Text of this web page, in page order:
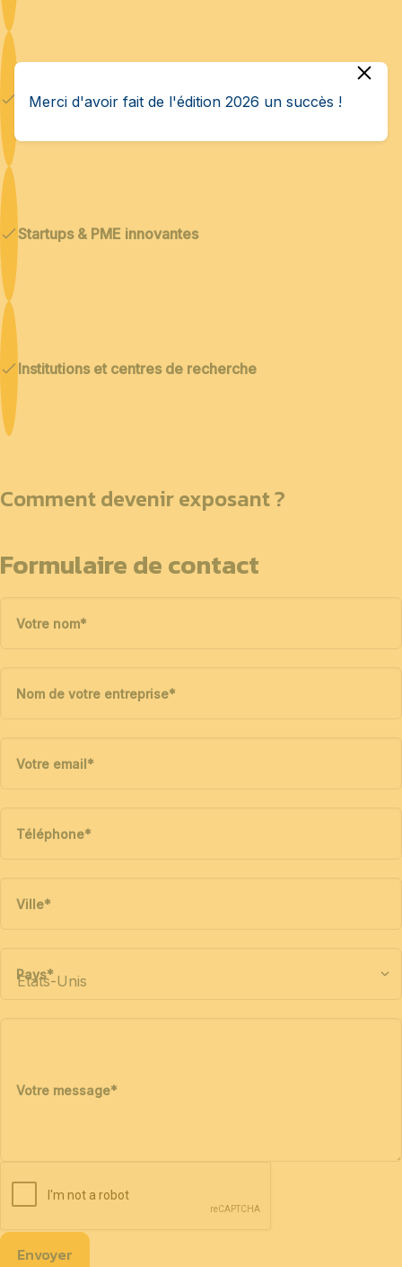
Technologies duales
Startups & PME innovantes
Institutions et centres de recherche
Comment devenir exposant ?
Formulaire de contact
Votre nom*
Nom de votre entreprise*
Votre email*
Téléphone*
Ville*
Pays*
Votre message*
Envoyer
Merci d'avoir fait de l'édition 2026 un succès !